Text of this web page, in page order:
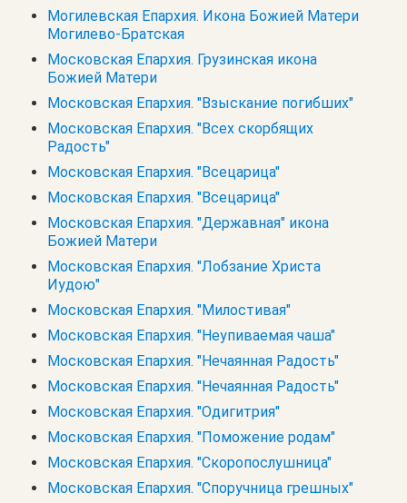
Могилевская Епархия. Икона Божией Матери
Могилево-Братская
Московская Епархия. Грузинская икона
Божией Матери
Московская Епархия. "Взыскание погибших"
Московская Епархия. "Всех скорбящих
Радость"
Московская Епархия. "Всецарица"
Московская Епархия. "Всецарица"
Московская Епархия. "Державная" икона
Божией Матери
Московская Епархия. "Лобзание Христа
Иудою"
Московская Епархия. "Милостивая"
Московская Епархия. "Неупиваемая чаша"
Московская Епархия. "Нечаянная Радость"
Московская Епархия. "Нечаянная Радость"
Московская Епархия. "Одигитрия"
Московская Епархия. "Поможение родам"
Московская Епархия. "Скоропослушница"
Московская Епархия. "Споручница грешных"